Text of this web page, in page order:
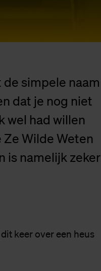
simpele naam
dat je nog niet
wel had willen
Ze Wilde Weten
is namelijk zeker
keer over een heus